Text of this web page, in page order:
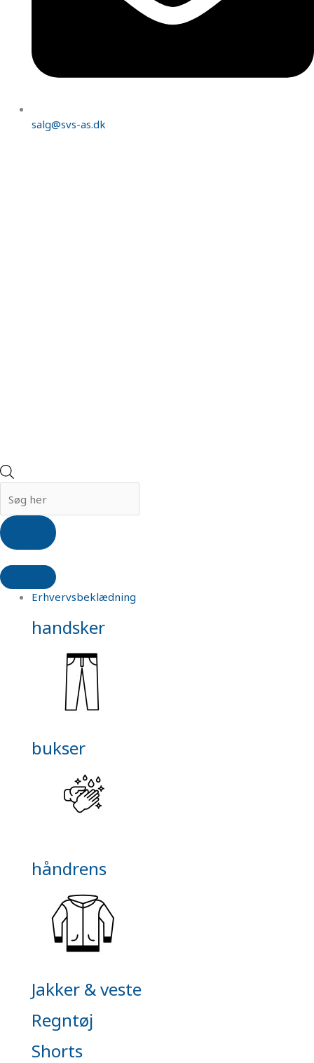
salg@svs-as.dk
Erhvervsbeklædning
handsker
bukser
håndrens
Jakker & veste
Regntøj
Shorts